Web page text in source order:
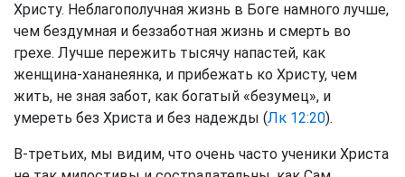
Христу. Неблагополучная жизнь в Боге намного лучше,
чем бездумная и беззаботная жизнь и смерть во
грехе. Лучше пережить тысячу напастей, как
женщина-хананеянка, и прибежать ко Христу, чем
жить, не зная забот, как богатый «безумец», и
умереть без Христа и без надежды (Лк 12:20).
В-третьих, мы видим, что очень часто ученики Христа